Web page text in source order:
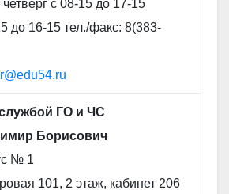
четверг с 08-15 до 17-15
до 16-15 тел./факс: 8(383-
ГО и ЧС
Борисович
№ 1
101, 2 этаж, кабинет 206